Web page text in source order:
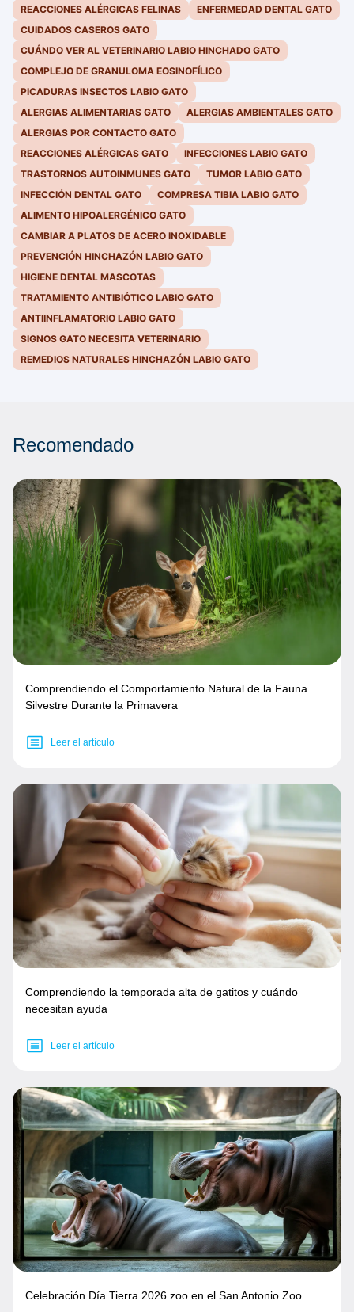
REACCIONES ALÉRGICAS FELINAS
ENFERMEDAD DENTAL GATO
CUIDADOS CASEROS GATO
CUÁNDO VER AL VETERINARIO LABIO HINCHADO GATO
COMPLEJO DE GRANULOMA EOSINOFÍLICO
PICADURAS INSECTOS LABIO GATO
ALERGIAS ALIMENTARIAS GATO
ALERGIAS AMBIENTALES GATO
ALERGIAS POR CONTACTO GATO
REACCIONES ALÉRGICAS GATO
INFECCIONES LABIO GATO
TRASTORNOS AUTOINMUNES GATO
TUMOR LABIO GATO
INFECCIÓN DENTAL GATO
COMPRESA TIBIA LABIO GATO
ALIMENTO HIPOALERGÉNICO GATO
CAMBIAR A PLATOS DE ACERO INOXIDABLE
PREVENCIÓN HINCHAZÓN LABIO GATO
HIGIENE DENTAL MASCOTAS
TRATAMIENTO ANTIBIÓTICO LABIO GATO
ANTIINFLAMATORIO LABIO GATO
SIGNOS GATO NECESITA VETERINARIO
REMEDIOS NATURALES HINCHAZÓN LABIO GATO
Recomendado
Comprendiendo el Comportamiento Natural de la Fauna
Silvestre Durante la Primavera
Leer el artículo
Comprendiendo la temporada alta de gatitos y cuándo
necesitan ayuda
Leer el artículo
Celebración Día Tierra 2026 zoo en el San Antonio Zoo